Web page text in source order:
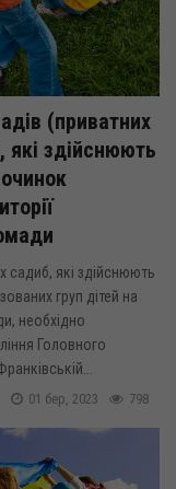
(приватних
які здійснюють
садиб, які здійснюють
груп дітей на
необхідно
Головного
798
01 бер, 2023